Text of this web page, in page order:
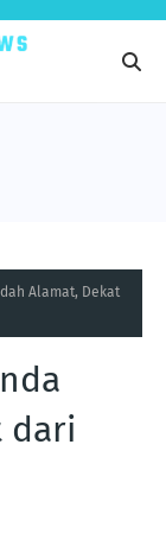
Alamat, Dekat
dari